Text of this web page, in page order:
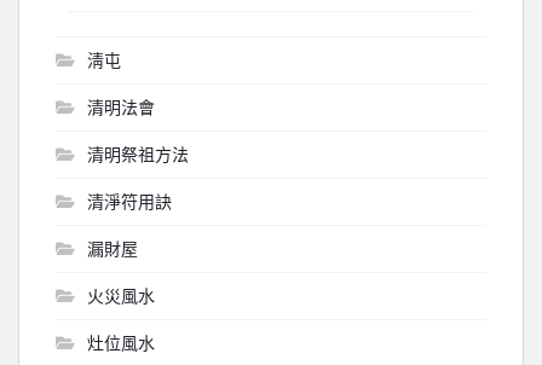
淸屯
清明法會
清明祭祖方法
清淨符用訣
漏財屋
火災風水
灶位風水